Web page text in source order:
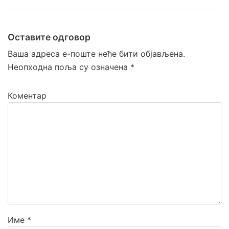
Naxos
Patmos
Оставите одговор
Ваша адреса е-поште неће бити објављена.
Неопходна поља су означена *
Коментар
Име *